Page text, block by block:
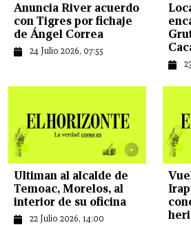
Anuncia River acuerdo
con Tigres por fichaje
de Ángel Correa
24 Julio 2026, 07:55
Ultiman al alcalde de
Temoac, Morelos, al
interior de su oficina
22 Julio 2026, 14:00